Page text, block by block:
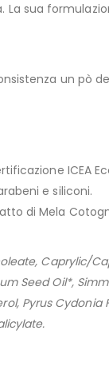
un
ICEA
e siliconi.
di Mela
Caprylic/
Seed Oil*,
Pyrus